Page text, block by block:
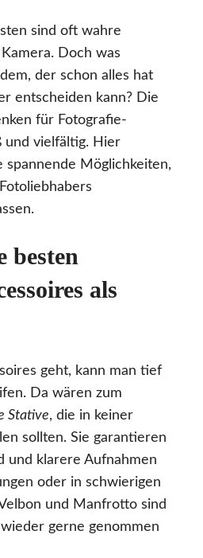
sind oft wahre
Doch was
der schon alles hat
entscheiden kann? Die
für Fotografie-
und vielfältig. Hier
Möglichkeiten,
besten
als
geht, kann man tief
Da wären zum
Stative, die in keiner
sollten. Sie garantieren
und klarere Aufnahmen
oder in schwierigen
und Manfrotto sind
gerne genommen